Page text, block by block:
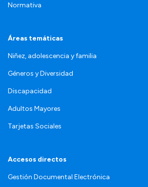
Normativa
Áreas temáticas
Niñez, adolescencia y familia
Géneros y Diversidad
Discapacidad
Adultos Mayores
Tarjetas Sociales
Accesos directos
Gestión Documental Electrónica